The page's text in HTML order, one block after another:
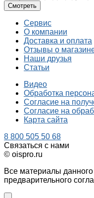
Смотреть
Сервис
О компании
Доставка и оплата
Отзывы о
Наши друзья
Статьи
Видео
Обработка
Согласие на
Согласие на
Карта сайта
8 800 505 50 68
Связаться с нами
© oispro.ru
Все материалы
предварительного